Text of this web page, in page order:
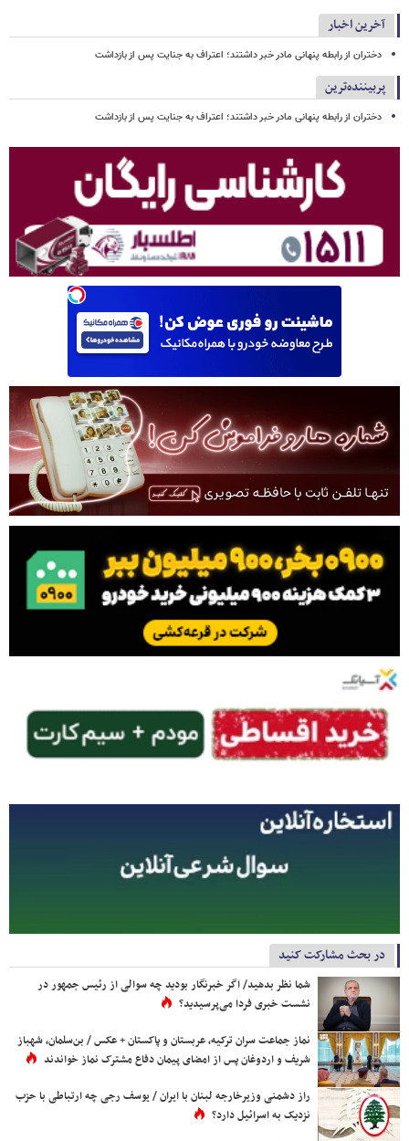
آخرین اخبار
دختران از رابطه پنهانی مادر خبر داشتند؛ اعتراف به جنایت پس از بازداشت
پربیننده‌ترین
دختران از رابطه پنهانی مادر خبر داشتند؛ اعتراف به جنایت پس از بازداشت
در بحث مشارکت کنید
شما نظر بدهید/ اگر خبرنگار بودید چه سوالی از رئیس جمهور در
نشست خبری فردا می‌پرسیدید؟
نماز جماعت سران ترکیه، عربستان و پاکستان + عکس / بن‌سلمان، شهباز
شریف و اردوغان پس از امضای پیمان دفاع مشترک نماز خواندند
راز دشمنی وزیرخارجه لبنان با ایران / یوسف رجی چه ارتباطی با حزب
نزدیک به اسرائیل دارد؟